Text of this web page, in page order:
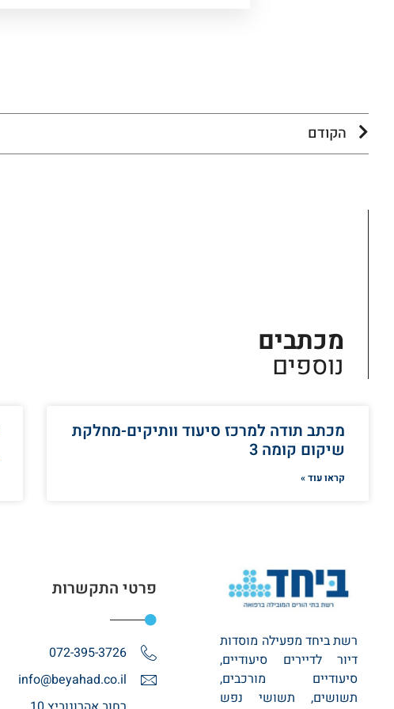
הקודם
מכתבים
נוספים
מכתב תודה למרכז סיעוד וותיקים-מחלקת
שיקום קומה 3
קראו עוד »
רשת ביחד מפעילה מוסדות
דיור לדיירים סיעודיים,
סיעודיים מורכבים,
תשושים, תשושי נפש
פרטי התקשרות
072-395-3726
info@beyahad.co.il